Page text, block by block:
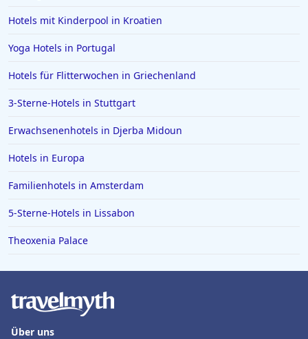
Hotels mit Kinderpool in Kroatien
Yoga Hotels in Portugal
Hotels für Flitterwochen in Griechenland
3-Sterne-Hotels in Stuttgart
Erwachsenenhotels in Djerba Midoun
Hotels in Europa
Familienhotels in Amsterdam
5-Sterne-Hotels in Lissabon
Theoxenia Palace
Über uns